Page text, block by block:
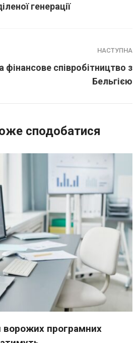
генерації
НАСТУПНА
фінансове співробітництво з
Бельгією
сподобатися
ворожих програмних